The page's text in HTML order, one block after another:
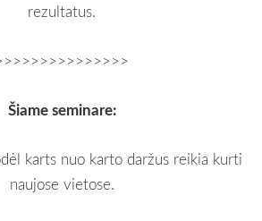
rezultatus.
Šiame seminare:
karts nuo karto daržus reikia kurti
naujose vietose.